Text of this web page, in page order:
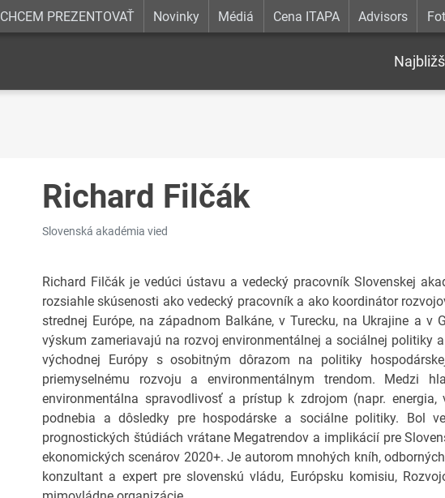
CHCEM PREZENTOVAŤ Novinky Médiá Cena ITAPA Advisors
Richard Filčák
Slovenská akadémia vied
Richard Filčák je vedúci ústavu a vedecký pracovník Slovenskej
rozsiahle skúsenosti ako vedecký pracovník a ako koordinátor
strednej Európe, na západnom Balkáne, v Turecku, na Ukrajine a v
výskum zameriavajú na rozvoj environmentálnej a sociálnej politiky
východnej Európy s osobitným dôrazom na politiky
priemyselnému rozvoju a environmentálnym trendom. Medzi
environmentálna spravodlivosť a prístup k zdrojom (napr. energia,
podnebia a dôsledky pre hospodárske a sociálne politiky. Bol
prognostických štúdiách vrátane Megatrendov a implikácií pre
ekonomických scenárov 2020+. Je autorom mnohých kníh,
konzultant a expert pre slovenskú vládu, Európsku komisiu,